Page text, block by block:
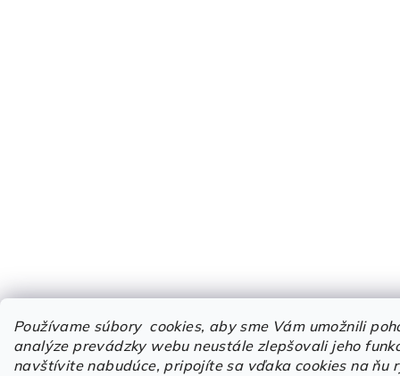
Používame súbory cookies, aby sme Vám umožnili
analýze prevádzky webu neustále zlepšovali jeho
navštívite nabudúce, pripojíte sa vďaka cookies na ňu